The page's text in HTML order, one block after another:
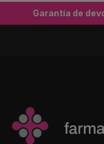
Garantía de